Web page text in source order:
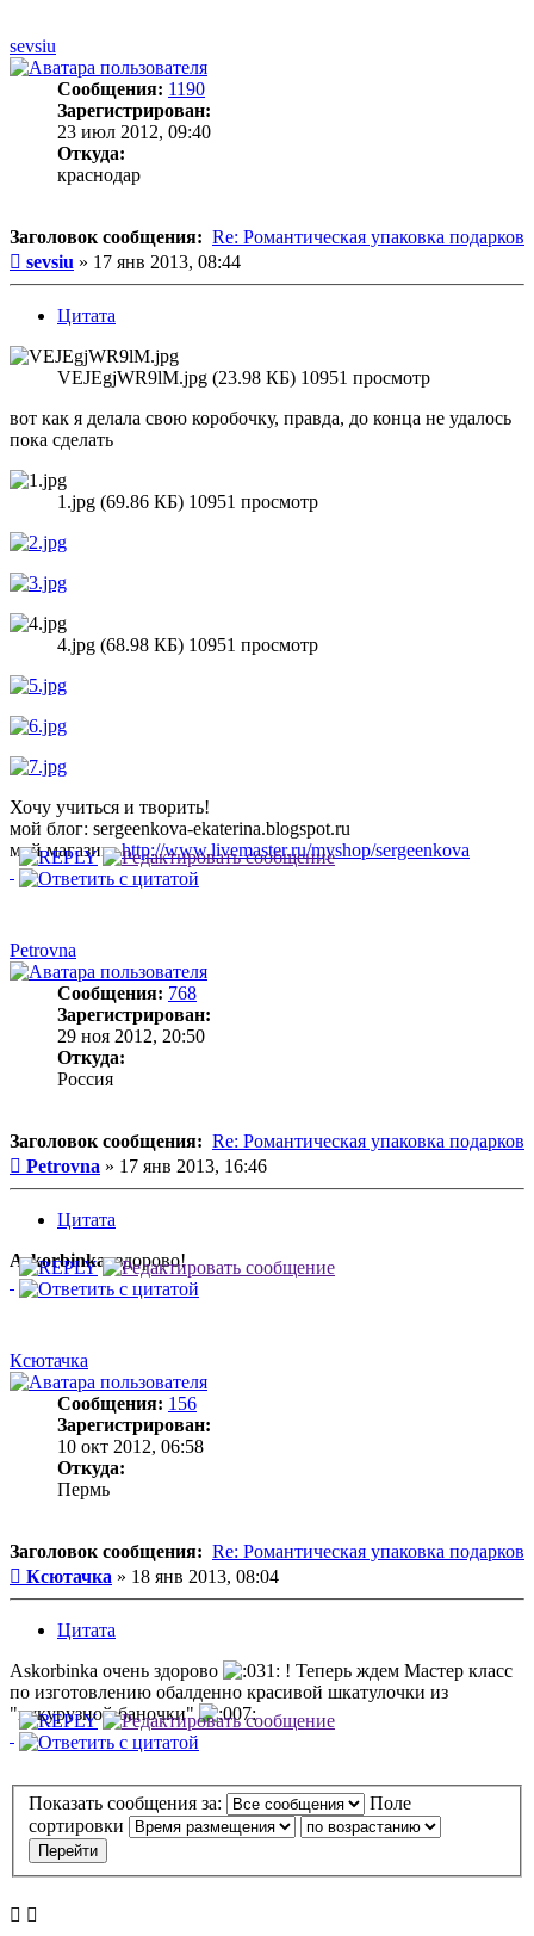
sevsiu
Сообщения: 1190
Зарегистрирован:
23 июл 2012, 09:40
Откуда:
краснодар
Заголовок сообщения: Re: Романтическая упаковка подарков
Сообщение
sevsiu » 17 янв 2013, 08:44
Цитата
VEJEgjWR9lM.jpg (23.98 КБ) 10951 просмотр
вот как я делала свою коробочку, правда, до конца не удалось
пока сделать
1.jpg (69.86 КБ) 10951 просмотр
4.jpg (68.98 КБ) 10951 просмотр
Хочу учиться и творить!
мой блог: sergeenkova-ekaterina.blogspot.ru
мой магазин:http://www.livemaster.ru/myshop/sergeenkova
Petrovna
Сообщения: 768
Зарегистрирован:
29 ноя 2012, 20:50
Откуда:
Россия
Заголовок сообщения: Re: Романтическая упаковка подарков
Сообщение
Petrovna » 17 янв 2013, 16:46
Цитата
Askorbinka, здорово!
Ксютачка
Сообщения: 156
Зарегистрирован:
10 окт 2012, 06:58
Откуда:
Пермь
Заголовок сообщения: Re: Романтическая упаковка подарков
Сообщение
Ксютачка » 18 янв 2013, 08:04
Цитата
Askorbinka очень здорово
! Теперь ждем Мастер класс
по изготовлению обалденно красивой шкатулочки из
"кукурузной баночки"
Показать сообщения за:
Поле
сортировки